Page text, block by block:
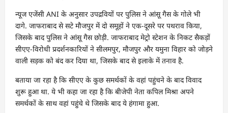
न्‍यूज एजेंसी ANI के अनुसार उपद्रवियों पर पुलिस ने आंसू गैस के गोले भी
दागे. जाफराबाद से सटे मौजपुर में दो समूहों ने एक-दूसरे पर पथराव किया,
जिसके बाद पुलिस ने आंसू गैस छोड़ी. जाफराबाद मेट्रो स्टेशन के निकट सैकड़ों
सीएए-विरोधी प्रदर्शनकारियों ने सीलमपुर, मौजपुर और यमुना विहार को जोड़ने
वाली सड़क को बंद कर दिया था, जिसके बाद से इलाके में तनाव है.
बताया जा रहा है कि सीएए के कुछ समर्थकों के वहां पहुंचने के बाद विवाद
शुरू हुआ था. ये भी कहा जा रहा है कि बीजेपी नेता कपिल मिश्रा अपने
समर्थकों के साथ वहां पहुंचे थे जिसके बाद ये हंगामा हुआ.